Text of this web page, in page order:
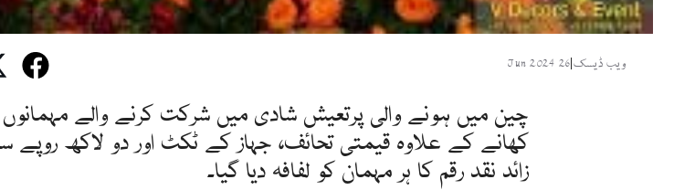
ویب ڈیسک 26 Jun 2024
چین میں ہونے والی پرتعیش شادی میں شرکت کرنے والے
کھانے کے علاوہ قیمتی تحائف، جہاز کے ٹکٹ اور دو لاکھ روپے
زائد نقد رقم کا ہر مہمان کو لفافہ دیا گیا۔